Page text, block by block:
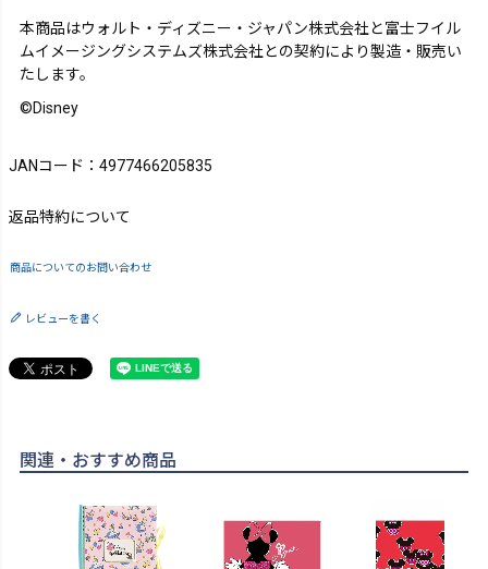
本商品はウォルト・ディズニー・ジャパン株式会社と富士フイル
ムイメージングシステムズ株式会社との契約により製造・販売い
たします。
©Disney
JANコード：4977466205835
返品特約について
商品についてのお問い合わせ
レビューを書く
関連・おすすめ商品